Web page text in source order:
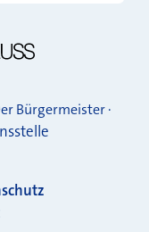
Bürgermeister ·